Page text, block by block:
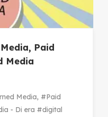
Paid
Media
Media, #Paid
- Di era #digital